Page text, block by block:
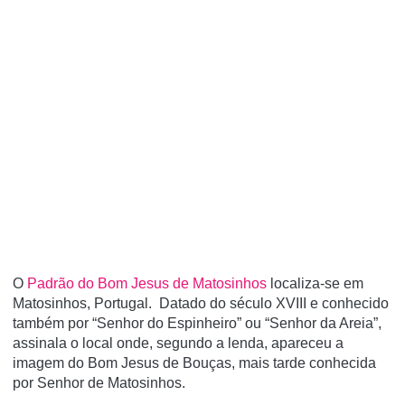
O Padrão do Bom Jesus de Matosinhos localiza-se em
Matosinhos, Portugal. Datado do século XVIII e conhecido
também por “Senhor do Espinheiro” ou “Senhor da Areia”,
assinala o local onde, segundo a lenda, apareceu a
imagem do Bom Jesus de Bouças, mais tarde conhecida
por Senhor de Matosinhos.